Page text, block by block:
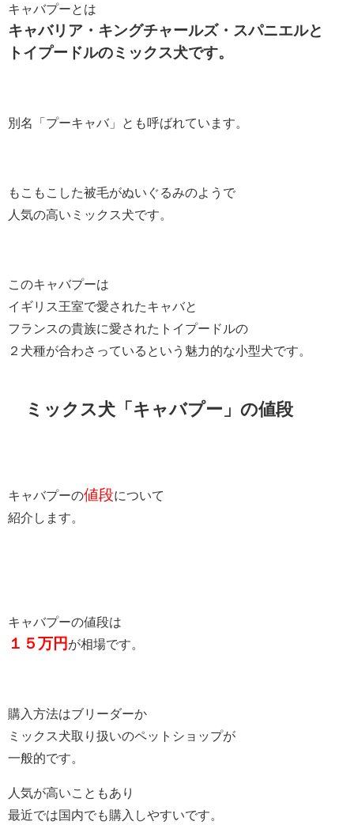
キャバプーとは
キャバリア・キングチャールズ・スパニエルと
トイプードルのミックス犬です。
別名「プーキャバ」とも呼ばれています。
もこもこした被毛がぬいぐるみのようで
人気の高いミックス犬です。
このキャバプーは
イギリス王室で愛されたキャバと
フランスの貴族に愛されたトイプードルの
２犬種が合わさっているという魅力的な小型犬です。
ミックス犬「キャバプー」の値段
キャバプーの値段について
紹介します。
キャバプーの値段は
１５万円 が相場です。
購入方法はブリーダーか
ミックス犬取り扱いのペットショップが
一般的です。
人気が高いこともあり
最近では国内でも購入しやすいです。